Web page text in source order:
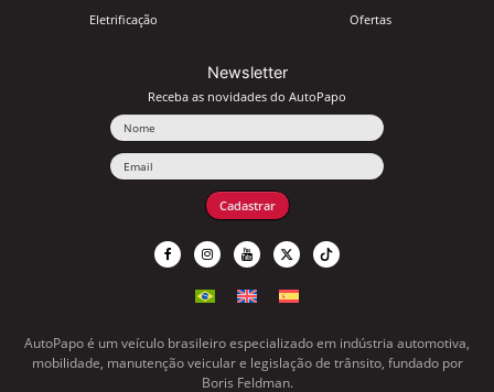
Eletrificação Ofertas
Newsletter
Receba as novidades do AutoPapo
Cadastrar
AutoPapo é um veículo brasileiro especializado em indústria automotiva,
mobilidade, manutenção veicular e legislação de trânsito, fundado por
Boris Feldman.